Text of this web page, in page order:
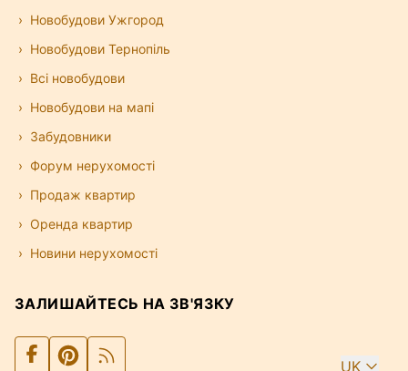
Новобудови Ужгород
Новобудови Тернопіль
Всі новобудови
Новобудови на мапі
Забудовники
Форум нерухомості
Продаж квартир
Оренда квартир
Новини нерухомості
ЗАЛИШАЙТЕСЬ НА ЗВ'ЯЗКУ
UK